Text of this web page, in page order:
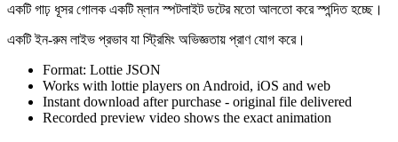
একটি গাঢ় ধূসর গোলক একটি ম্লান স্পটলাইট ডটের মতো আলতো করে স্পন্দিত হচ্ছে।
একটি ইন-রুম লাইভ প্রভাব যা স্ট্রিমিং অভিজ্ঞতায় প্রাণ যোগ করে।
Format: Lottie JSON
Works with lottie players on Android, iOS and web
Instant download after purchase - original file delivered
Recorded preview video shows the exact animation